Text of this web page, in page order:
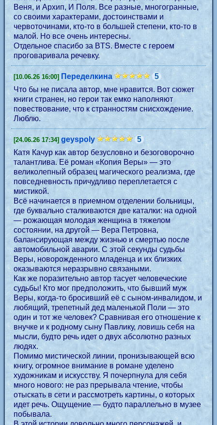
Веня, и Архип, И Поля. Все разные, многогранные,
со своими характерами, достоинствами и
червоточинами, кто-то в большей степени, кто-то в
малой. Но все очень интересны.
Отдельное спасибо за BTS. Вместе с героем
проговаривала речевку.
[10.06.26 16:00] Переделкина
5
Что бы не писала автор, мне нравится. Вот сюжет
книги странен, но герои так емко наполняют
повествование, что к странностям снисхождение.
Люблю.
[24.06.26 17:34] geyspoly
5
Катя Качур как автор безусловно и безоговорочно
талантлива. Её роман «Копия Веры» — это
великолепный образец магического реализма, где
повседневность причудливо переплетается с
мистикой.
Всё начинается в приемном отделении больницы,
где буквально сталкиваются две каталки: на одной
— рожающая молодая женщина в тяжелом
состоянии, на другой — Вера Петровна,
балансирующая между жизнью и смертью после
автомобильной аварии. С этой секунды судьбы
Веры, новорожденного младенца и их близких
оказываются неразрывно связаными.
Как же поразительно автор тасует человеческие
судьбы! Кто мог предположить, что бывший муж
Веры, когда-то бросивший её с сыном-инвалидом, и
любящий, трепетный дед маленькой Поли — это
один и тот же человек? Сравнивая его отношение к
внучке и к родному сыну Павлику, ловишь себя на
мысли, будто речь идет о двух абсолютно разных
людях.
Помимо мистической линии, пронизывающей всю
книгу, огромное внимание в романе уделено
художникам и искусству. Я почерпнула для себя
много нового: не раз прерывала чтение, чтобы
отыскать в сети и рассмотреть картины, о которых
идет речь. Ощущение — будто параллельно в музее
побывала.